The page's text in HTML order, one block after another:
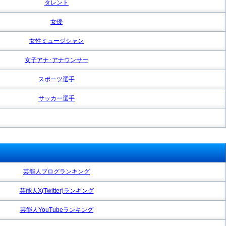
タレント
女優
女性ミュージシャン
女子アナ･アナウンサー
スポーツ選手
サッカー選手
芸能人ブログランキング
芸能人X(Twitter)ランキング
芸能人YouTubeランキング